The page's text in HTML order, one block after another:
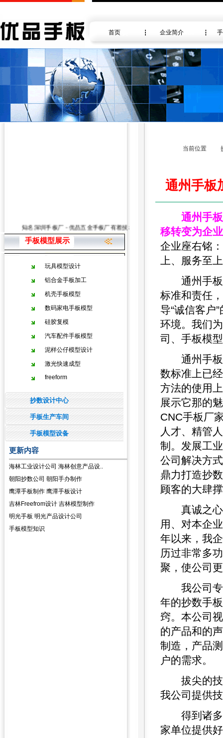
首页 企业简介
知名深圳手板厂 - 优品五金手板厂有着技术力量雄厚的手板加工、手板模型
手板模型展示
玩具模型设计
铝合金手板加工
机壳手板模型
数码家电手板模型
硅胶复模
汽车配件手板模型
泥样公仔模型设计
激光快速成型
freeform
抄数设计中心
手板生产车间
手板模型设备
更新内容
海林工业设计公司 海林创意产品设..
朝阳抄数公司 朝阳手办制作
鹰潭手板制作 鹰潭手板设计
吉林Freefrom设计 吉林模型制作
明光手板 明光产品设计公司
手板模型知识
当前位置
通州手板
通州手
移转变为企
企业座右铭
上、服务至
通州手板
标准和责任
导“诚信客户
环境。我们
司、手板模
通州手板
数标准上已
方法的使用
展示它那的
CNC手板厂
人才、精管
制。发展工
公司解决方
鼎力打造抄
顾客的大肆
真诚之心
用、对本企
年以来，我
历过非常多
聚，使公司
我公司专
年的抄数手
窍。本公司
的产品和的
制造，产品
户的需求。
拔尖的技
我公司提供
得到诸多
家单位提供